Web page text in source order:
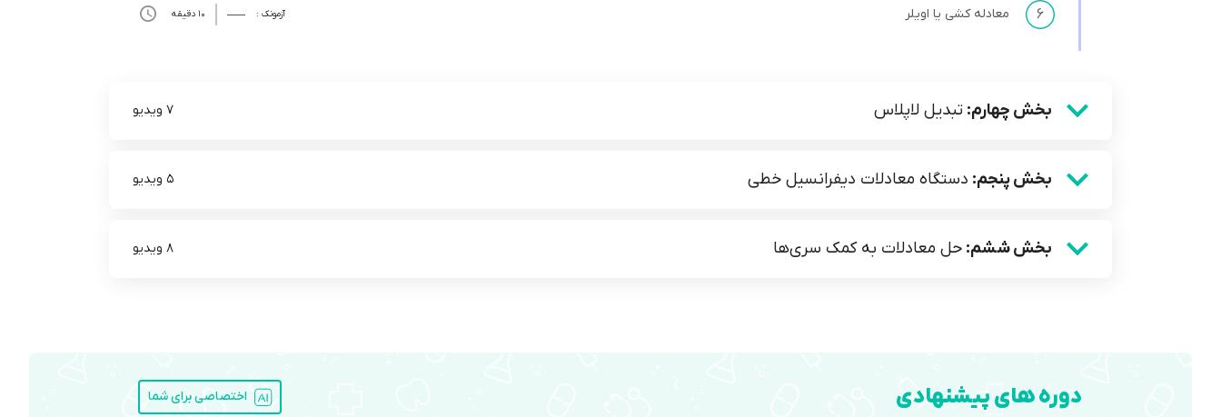
۶ معادله کشی یا اویلر آزمونک : 10 دقیقه
بخش چهارم: تبدیل لاپلاس 7 ویدیو
بخش پنجم: دستگاه معادلات دیفرانسیل خطی 5 ویدیو
بخش ششم: حل معادلات به کمک سری‌ها 8 ویدیو
دوره های پیشنهادی اختصاصی برای شما